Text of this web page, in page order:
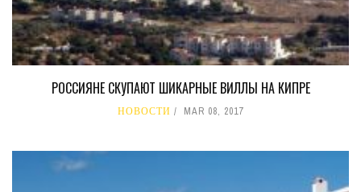
РОССИЯНЕ СКУПАЮТ ШИКАРНЫЕ ВИЛЛЫ НА КИПРЕ
НОВОСТИ MAR 08, 2017